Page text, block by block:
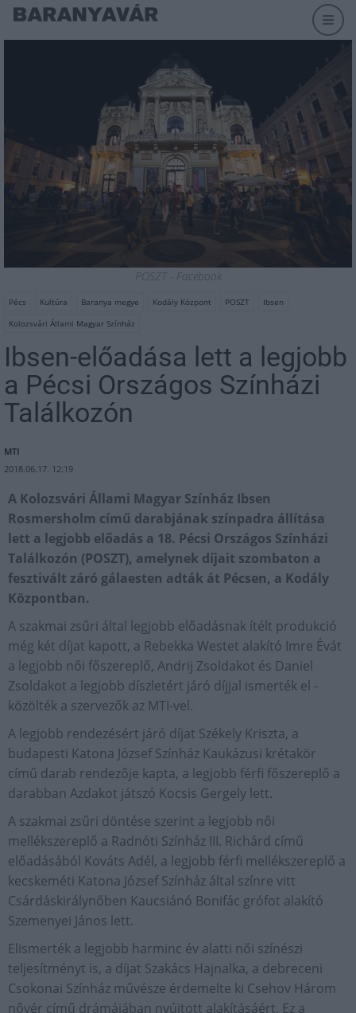
POSZT - Facebook
Pécs Kultúra Baranya megye Kodály Központ POSZT
Ibsen
Kolozsvári Állami Magyar Színház
Ibsen-előadása lett a legjobb
a Pécsi Országos Színházi
Találkozón
MTI
2018.06.17. 12:19
A Kolozsvári Állami Magyar Színház Ibsen
Rosmersholm című darabjának színpadra állítása
lett a legjobb előadás a 18. Pécsi Országos Színházi
Találkozón (POSZT), amelynek díjait szombaton a
fesztivált záró gálaesten adták át Pécsen, a Kodály
Központban.
A szakmai zsűri által legjobb előadásnak ítélt produkció
még két díjat kapott, a Rebekka Westet alakító Imre Évát
a legjobb női főszereplő, Andrij Zsoldakot és Daniel
Zsoldakot a legjobb díszletért járó díjjal ismerték el -
közölték a szervezők az MTI-vel.
A legjobb rendezésért járó díjat Székely Kriszta, a
budapesti Katona József Színház Kaukázusi krétakör
című darab rendezője kapta, a legjobb férfi főszereplő a
darabban Azdakot játszó Kocsis Gergely lett.
A szakmai zsűri döntése szerint a legjobb női
mellékszereplő a Radnóti Színház III. Richárd című
előadásából Kováts Adél, a legjobb férfi mellékszereplő a
kecskeméti Katona József Színház által színre vitt
Csárdáskirálynőben Kaucsiánó Bonifác grófot alakító
Szemenyei János lett.
Elismerték a legjobb harminc év alatti női színészi
teljesítményt is, a díjat Szakács Hajnalka, a debreceni
Csokonai Színház művésze érdemelte ki Csehov Három
nővér című drámájában nyújtott alakításáért. Ez a